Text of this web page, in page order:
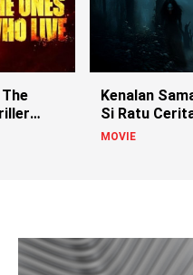
Kenalan
Si Ratu
Indonesia!
MOVIE